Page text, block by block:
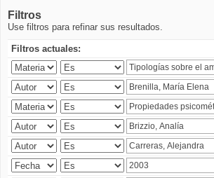
Filtros
Use filtros para refinar sus resultados.
Filtros actuales: